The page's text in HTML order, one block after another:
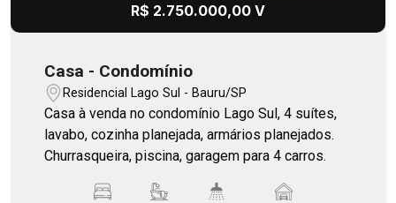
R$ 2.750.000,00 V
Casa - Condomínio
Residencial Lago Sul - Bauru/SP
Casa à venda no condomínio Lago Sul, 4 suítes,
lavabo, cozinha planejada, armários planejados.
Churrasqueira, piscina, garagem para 4 carros.